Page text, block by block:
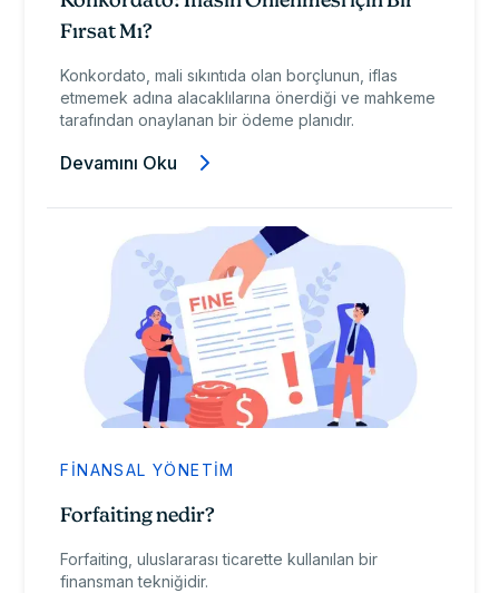
Fırsat Mı?
Konkordato, mali sıkıntıda olan borçlunun, iflas
etmemek adına alacaklılarına önerdiği ve mahkeme
tarafından onaylanan bir ödeme planıdır.
Devamını Oku
FINANSAL YÖNETIM
Forfaiting nedir?
Forfaiting, uluslararası ticarette kullanılan bir
finansman tekniğidir.